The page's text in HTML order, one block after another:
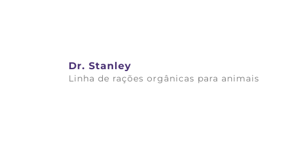
Dr. Stanley
Linha de rações orgânicas para animais